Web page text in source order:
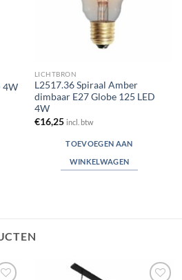
4W
LICHTBRON
L2517.36 Spiraal Amber
dimbaar E27 Globe 125 LED
4W
€16,25 incl. btw
TOEVOEGEN AAN
WINKELWAGEN